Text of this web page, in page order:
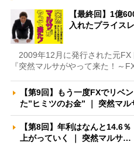
【最終回】1億
入れたプライス
2009年12月に発行された元FX
『突然マルサがやって来た！～
【第9回】もう一度FXでリ
た”ヒミツのお金” ｜ 突然マ
【第8回】年利はなんと14.6
上がっていく ｜ 突然マルサ…